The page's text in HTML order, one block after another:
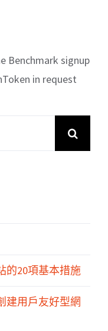
Benchmark signup
in request
的20項基本措施
建用戶友好型網